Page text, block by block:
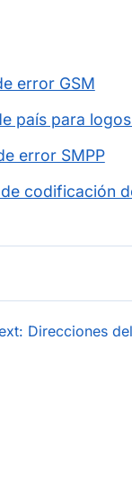
error GSM
país para
error SMPP
codificación
Direcciones